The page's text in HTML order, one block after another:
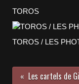
TOROS
TOROS / LES
Les cartels de